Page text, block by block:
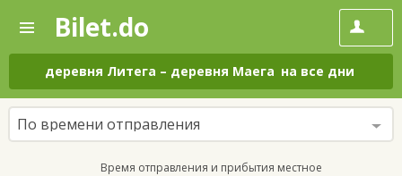
—
Поиск
и
покупка
билетов
на
автобус
онлайн
Bilet.do
деревня Литега – деревня Маега на все дни
По времени отправления
Время отправления и прибытия местное